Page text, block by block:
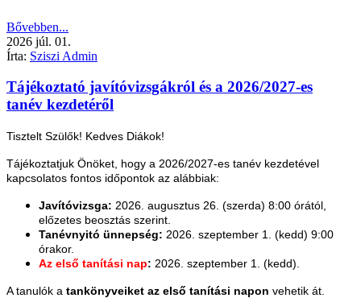
Bővebben...
2026 júl. 01.
Írta: Sziszi Admin
Tájékoztató javítóvizsgákról és a 2026/2027-es
tanév kezdetéről
Tisztelt Szülők! Kedves Diákok!
Tájékoztatjuk Önöket, hogy a 2026/2027-es tanév kezdetével
kapcsolatos fontos időpontok az alábbiak:
Javítóvizsga: 2026. augusztus 26. (szerda) 8:00 órától,
előzetes beosztás szerint.
Tanévnyitó ünnepség: 2026. szeptember 1. (kedd) 9:00
órakor.
Az első tanítási nap: 2026. szeptember 1. (kedd).
A tanulók a tankönyveiket az első tanítási napon vehetik át.